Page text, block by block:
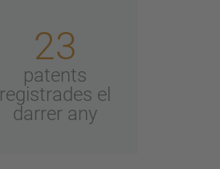
23
patents
registrades el
darrer any